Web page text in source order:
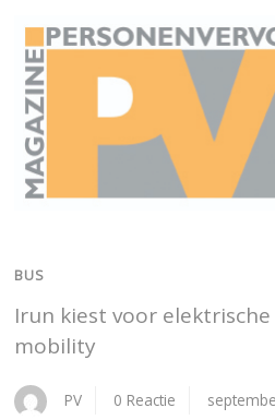
BUS
Irun kiest voor
mobility
PV 0 Reactie